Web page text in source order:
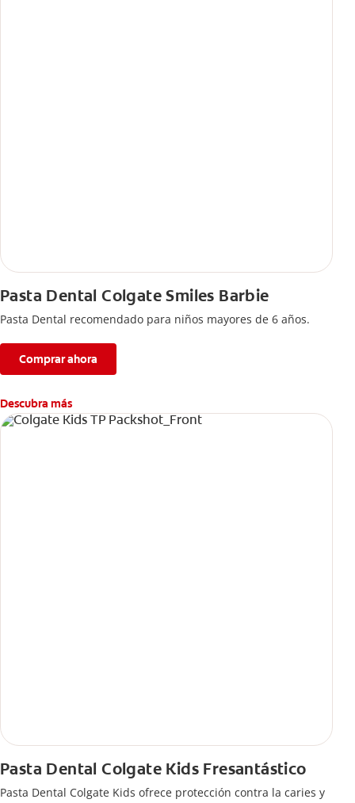
Pasta Dental Colgate Smiles Barbie
Pasta Dental recomendado para niños mayores de 6 años.
Comprar ahora
Descubra más
Pasta Dental Colgate Kids Fresantástico
Pasta Dental Colgate Kids ofrece protección contra la caries y